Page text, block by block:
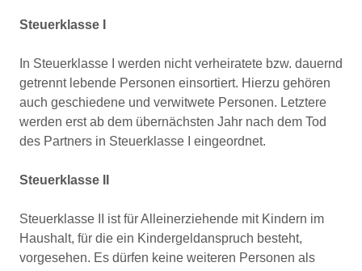
Steuerklasse I
In Steuerklasse I werden nicht verheiratete bzw. dauernd
getrennt lebende Personen einsortiert. Hierzu gehören
auch geschiedene und verwitwete Personen. Letztere
werden erst ab dem übernächsten Jahr nach dem Tod
des Partners in Steuerklasse I eingeordnet.
Steuerklasse II
Steuerklasse II ist für Alleinerziehende mit Kindern im
Haushalt, für die ein Kindergeldanspruch besteht,
vorgesehen. Es dürfen keine weiteren Personen als